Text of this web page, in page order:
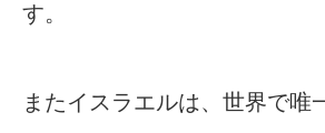
す。
またイスラエルは、世界で唯